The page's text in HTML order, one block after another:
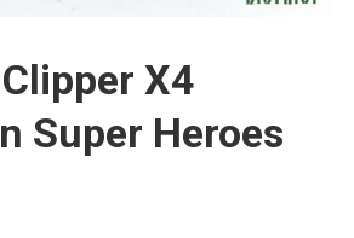
X4
Super Heroes